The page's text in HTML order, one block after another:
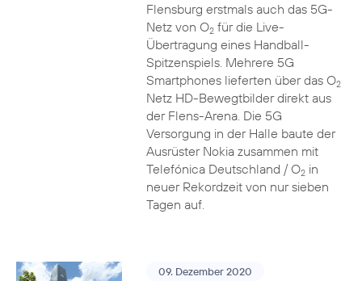
Flensburg erstmals auch das 5G-
Netz von O2für die Live-
Übertragung eines Handball-
Spitzenspiels. Mehrere 5G
Smartphones lieferten über das O2
Netz HD-Bewegtbilder direkt aus
der Flens-Arena. Die 5G
Versorgung in der Halle baute der
Ausrüster Nokia zusammen mit
Telefónica Deutschland / O2in
neuer Rekordzeit von nur sieben
Tagen auf.
09. Dezember 2020